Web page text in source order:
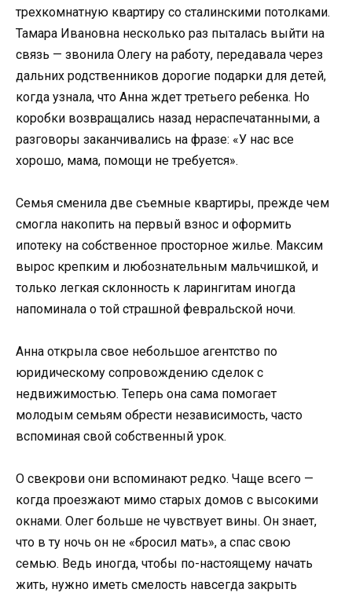
трехкомнатную квартиру со сталинскими потолками.
Тамара Ивановна несколько раз пыталась выйти на
связь — звонила Олегу на работу, передавала через
дальних родственников дорогие подарки для детей,
когда узнала, что Анна ждет третьего ребенка. Но
коробки возвращались назад нераспечатанными, а
разговоры заканчивались на фразе: «У нас все
хорошо, мама, помощи не требуется».
Семья сменила две съемные квартиры, прежде чем
смогла накопить на первый взнос и оформить
ипотеку на собственное просторное жилье. Максим
вырос крепким и любознательным мальчишкой, и
только легкая склонность к ларингитам иногда
напоминала о той страшной февральской ночи.
Анна открыла свое небольшое агентство по
юридическому сопровождению сделок с
недвижимостью. Теперь она сама помогает
молодым семьям обрести независимость, часто
вспоминая свой собственный урок.
О свекрови они вспоминают редко. Чаще всего —
когда проезжают мимо старых домов с высокими
окнами. Олег больше не чувствует вины. Он знает,
что в ту ночь он не «бросил мать», а спас свою
семью. Ведь иногда, чтобы по-настоящему начать
жить, нужно иметь смелость навсегда закрыть